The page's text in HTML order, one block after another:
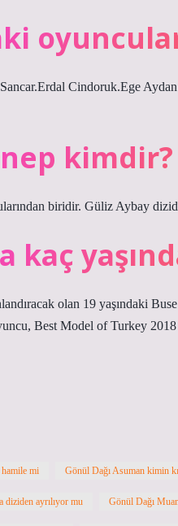
Cindoruk.Ege
kimdir?
biridir. Güliz Aybay
kaç
olan 19 yaşındaki
Best Model of Turkey
mi Gönül Dağı Asuman kimin
diziden ayrılıyor mu Gönül Dağı